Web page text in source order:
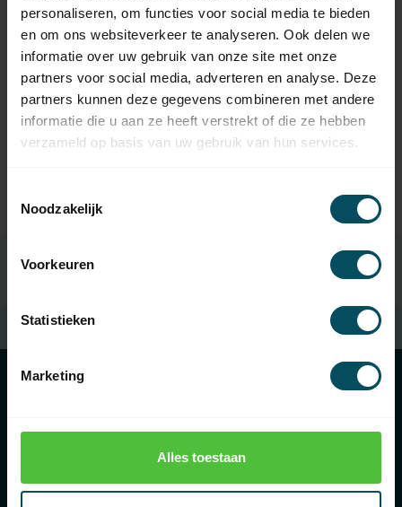
personaliseren, om functies voor social media te bieden
en om ons websiteverkeer te analyseren. Ook delen we
informatie over uw gebruik van onze site met onze
partners voor social media, adverteren en analyse. Deze
partners kunnen deze gegevens combineren met andere
informatie die u aan ze heeft verstrekt of die ze hebben
verzameld op basis van uw gebruik van hun services.
Noodzakelijk
Voorkeuren
Statistieken
Marketing
Alles toestaan
FAHER
DC661 wireless timer
5-channel
In stock
69,95